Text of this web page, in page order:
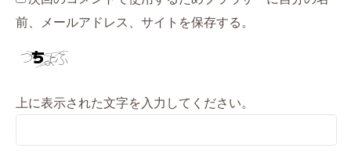
前、メールアドレス、サイトを保存する。
上に表示された文字を入力してください。